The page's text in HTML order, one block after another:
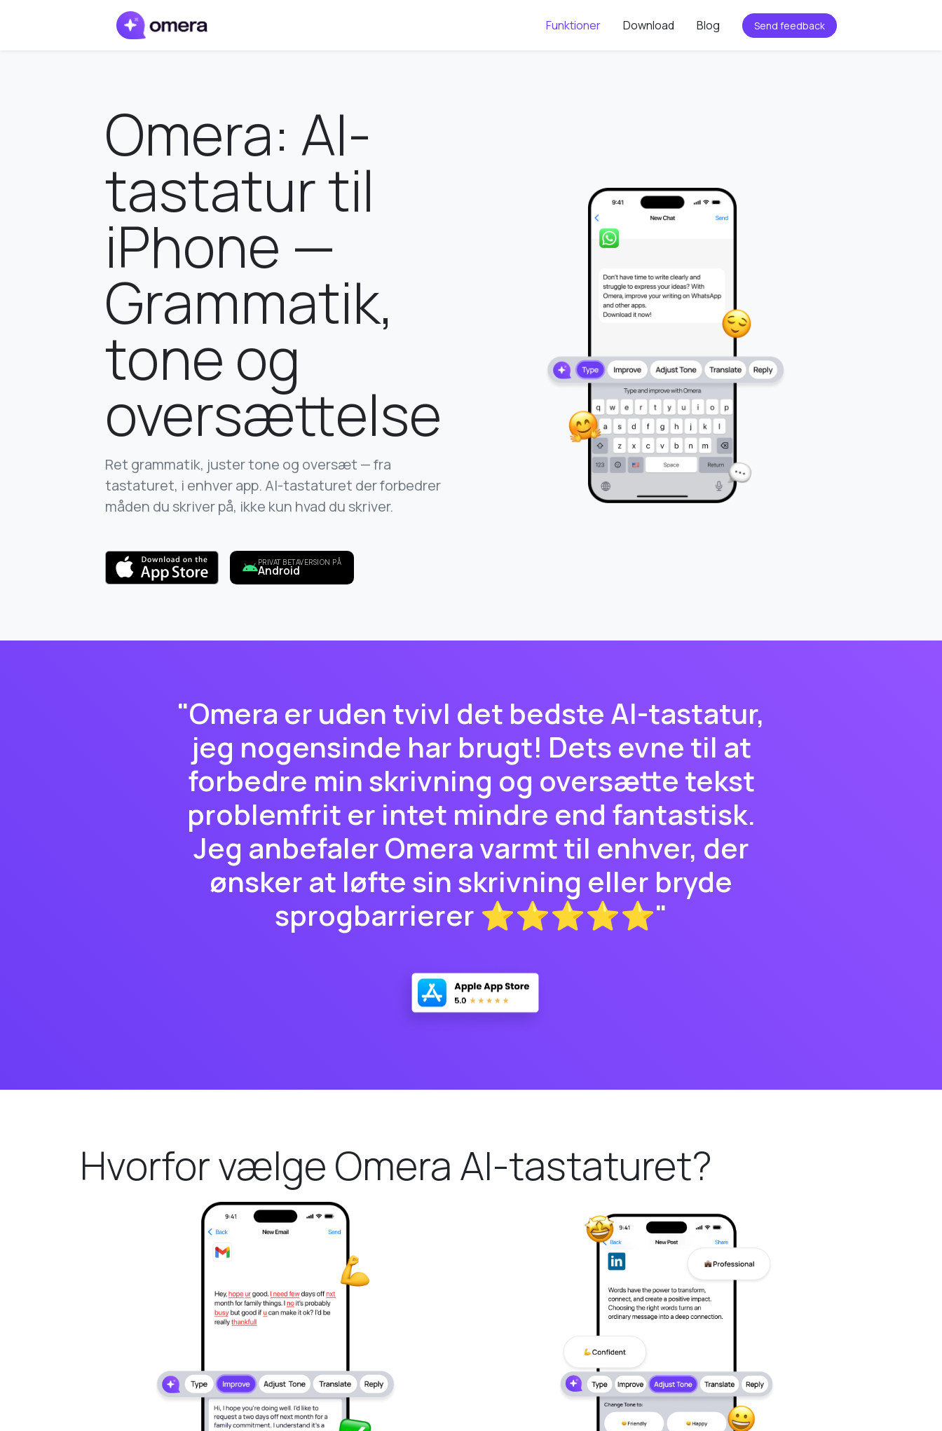
Funktioner Download Blog Send feedback
Omera: AI-
tastatur til
iPhone —
Grammatik,
tone og
oversættelse
Ret grammatik, juster tone og oversæt — fra
tastaturet, i enhver app. AI-tastaturet der forbedrer
måden du skriver på, ikke kun hvad du skriver.
PRIVAT BETAVERSION PÅ
Android
"Omera er uden tvivl det bedste AI-tastatur,
jeg nogensinde har brugt! Dets evne til at
forbedre min skrivning og oversætte tekst
problemfrit er intet mindre end fantastisk.
Jeg anbefaler Omera varmt til enhver, der
ønsker at løfte sin skrivning eller bryde
sprogbarrierer ⭐⭐⭐⭐⭐"
Hvorfor vælge Omera AI-tastaturet?